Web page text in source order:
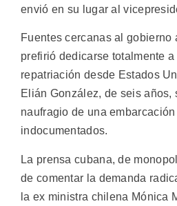
envió en su lugar al
Fuentes cercanas al gobierno
prefirió dedicarse totalmente
repatriación desde Estados
Elián González, de seis años,
naufragio de una
indocumentados.
La prensa cubana, de
de comentar la demanda
la ex ministra chilena Mónica